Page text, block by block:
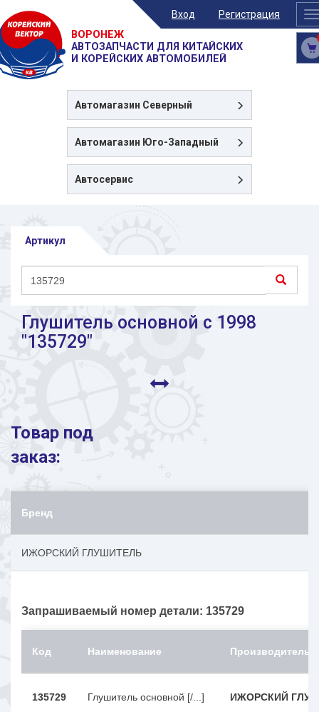
Вход Регистрация
ВОРОНЕЖ
АВТОЗАПЧАСТИ ДЛЯ КИТАЙСКИХ
И КОРЕЙСКИХ АВТОМОБИЛЕЙ
Автомагазин Северный
Автомагазин Юго-Западный
Автосервис
Артикул
Глушитель основной с 1998
"135729"
Товар под
заказ:
Бренд
ИЖОРСКИЙ ГЛУШИТЕЛЬ
Запрашиваемый номер детали: 135729
Код Наименование Производитель
135729 Глушитель основной [/...] ИЖОРСКИЙ